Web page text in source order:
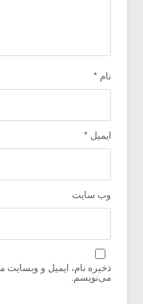
نام *
ایمیل *
وب‌ سایت
ذخیره نام، ایمیل و وبسایت
می‌نویسم.